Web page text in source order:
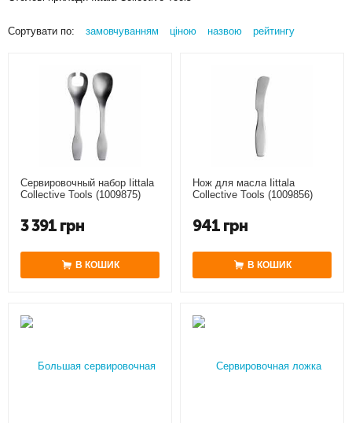
Сортувати по: замовчуванням ціною назвою рейтингу
Сервировочный набор Iittala
Collective Tools (1009875)
3 391 грн
В КОШИК
Нож для масла Iittala
Collective Tools (1009856)
941 грн
В КОШИК